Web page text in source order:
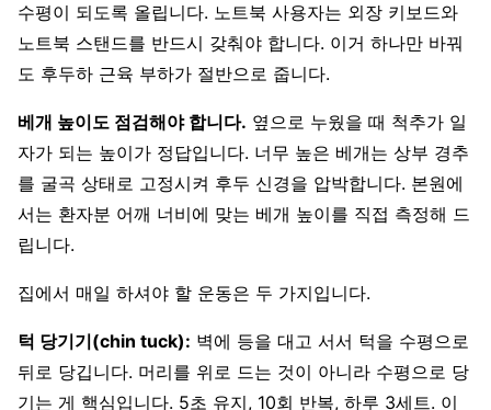
수평이 되도록 올립니다. 노트북 사용자는 외장 키보드와
노트북 스탠드를 반드시 갖춰야 합니다. 이거 하나만 바꿔
도 후두하 근육 부하가 절반으로 줍니다.
베개 높이도 점검해야 합니다. 옆으로 누웠을 때 척추가 일
자가 되는 높이가 정답입니다. 너무 높은 베개는 상부 경추
를 굴곡 상태로 고정시켜 후두 신경을 압박합니다. 본원에
서는 환자분 어깨 너비에 맞는 베개 높이를 직접 측정해 드
립니다.
집에서 매일 하셔야 할 운동은 두 가지입니다.
턱 당기기(chin tuck): 벽에 등을 대고 서서 턱을 수평으로
뒤로 당깁니다. 머리를 위로 드는 것이 아니라 수평으로 당
기는 게 핵심입니다. 5초 유지, 10회 반복, 하루 3세트. 이